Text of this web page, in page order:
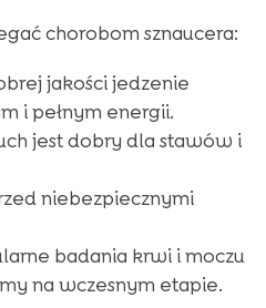
chorobom sznaucera:
jakości jedzenie
i pełnym energii.
jest dobry dla stawów i
niebezpiecznymi
badania krwi i moczu
na wczesnym etapie.